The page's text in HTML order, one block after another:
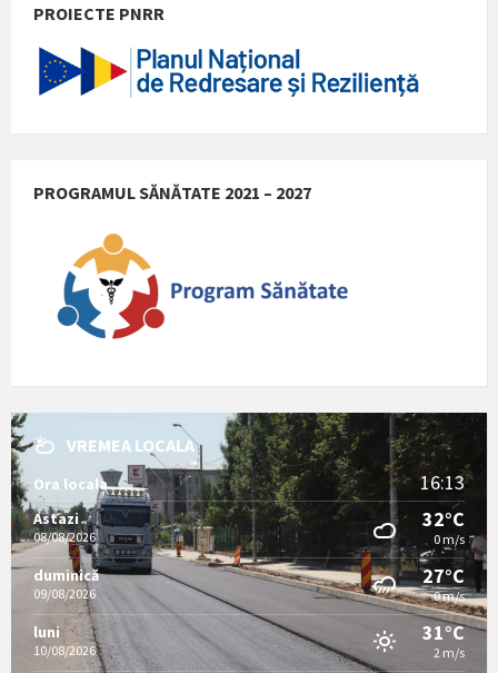
PROIECTE PNRR
PROGRAMUL SĂNĂTATE 2021 – 2027
VREMEA LOCALA
Ora locala 16:13
Astazi
08/08/2026
32°C
0 m/s
duminică
09/08/2026
27°C
0 m/s
luni
10/08/2026
31°C
2 m/s